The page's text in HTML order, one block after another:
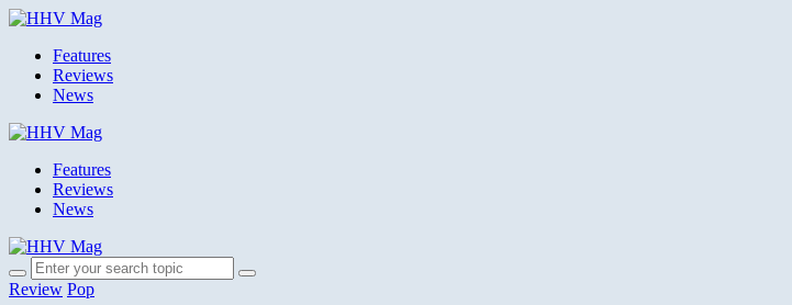
Features
Reviews
News
Features
Reviews
News
Review Pop